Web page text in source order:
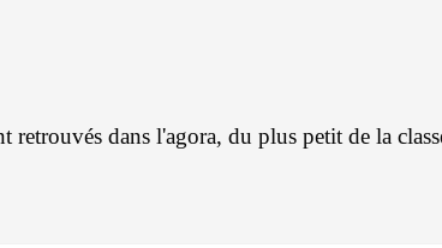
retrouvés dans l'agora, du plus petit de la